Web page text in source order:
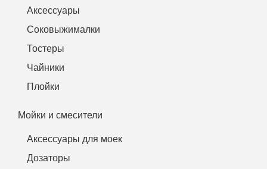
Аксессуары
Соковыжималки
Тостеры
Чайники
Плойки
Мойки и смесители
Аксессуары для моек
Дозаторы